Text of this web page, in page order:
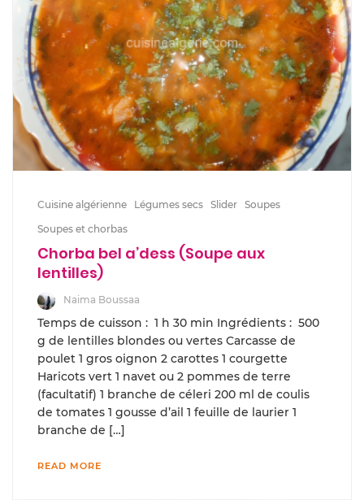
Cuisine algérienne Légumes secs Slider Soupes
Soupes et chorbas
Chorba bel a’dess (Soupe aux
lentilles)
Naima Boussaa
Temps de cuisson : 1 h 30 min Ingrédients : 500
g de lentilles blondes ou vertes Carcasse de
poulet 1 gros oignon 2 carottes 1 courgette
Haricots vert 1 navet ou 2 pommes de terre
(facultatif) 1 branche de céleri 200 ml de coulis
de tomates 1 gousse d’ail 1 feuille de laurier 1
branche de […]
READ MORE